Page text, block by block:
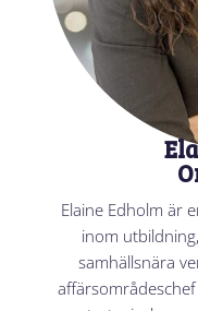
Elaine Edholm är
inom
samhällsnära